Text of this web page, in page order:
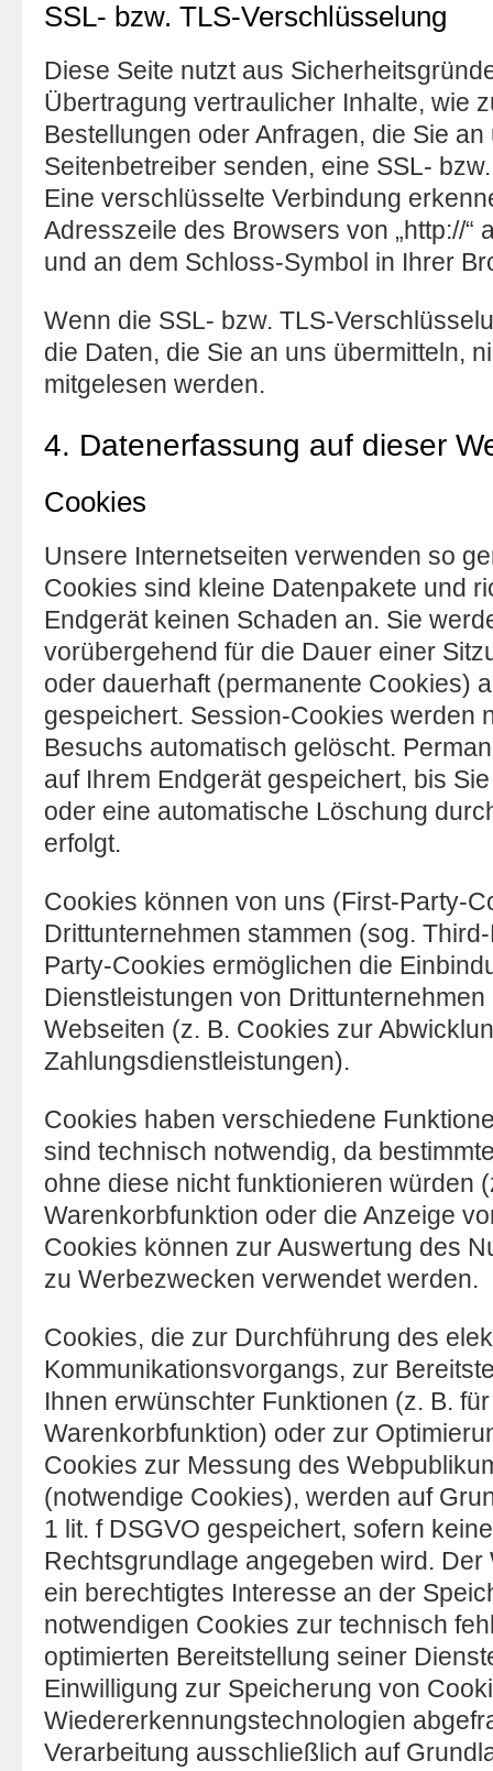
SSL- bzw. TLS-Verschlüsselung
Diese Seite nutzt aus
Übertragung vertraulicher Inhalte, wie
Bestellungen oder Anfragen, die Sie an
Seitenbetreiber senden, eine SSL-
Eine verschlüsselte Verbindung
Adresszeile des Browsers von „http://“
und an dem Schloss-Symbol in Ihrer
Wenn die SSL- bzw. TLS-
die Daten, die Sie an uns übermitteln,
mitgelesen werden.
4. Datenerfassung auf dieser
Cookies
Unsere Internetseiten verwenden so
Cookies sind kleine Datenpakete und
Endgerät keinen Schaden an. Sie
vorübergehend für die Dauer einer
oder dauerhaft (permanente Cookies)
gespeichert. Session-Cookies werden
Besuchs automatisch gelöscht.
auf Ihrem Endgerät gespeichert, bis
oder eine automatische Löschung
erfolgt.
Cookies können von uns (First-Party-
Drittunternehmen stammen (sog.
Party-Cookies ermöglichen die
Dienstleistungen von
Webseiten (z. B. Cookies zur
Zahlungsdienstleistungen).
Cookies haben verschiedene
sind technisch notwendig, da
ohne diese nicht funktionieren würden
Warenkorbfunktion oder die Anzeige
Cookies können zur Auswertung des
zu Werbezwecken verwendet werden.
Cookies, die zur Durchführung des
Kommunikationsvorgangs, zur
Ihnen erwünschter Funktionen (z. B.
Warenkorbfunktion) oder zur
Cookies zur Messung des
(notwendige Cookies), werden auf
1 lit. f DSGVO gespeichert, sofern
Rechtsgrundlage angegeben wird.
ein berechtigtes Interesse an der
notwendigen Cookies zur technisch
optimierten Bereitstellung seiner
Einwilligung zur Speicherung von
Wiedererkennungstechnologien
Verarbeitung ausschließlich auf